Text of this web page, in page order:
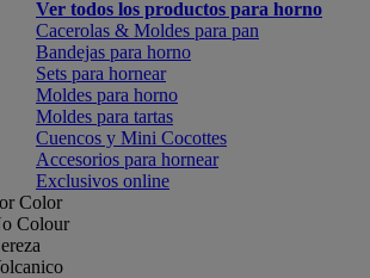
Ver todos los productos para horno
Cacerolas & Moldes para pan
Bandejas para horno
Sets para hornear
Moldes para horno
Moldes para tartas
Cuencos y Mini Cocottes
Accesorios para hornear
Exclusivos online
Color
Colour